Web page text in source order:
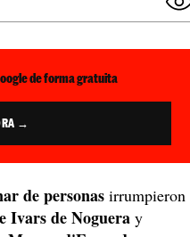
de forma gratuita
→
de personas irrumpieron
Ivars de Noguera y